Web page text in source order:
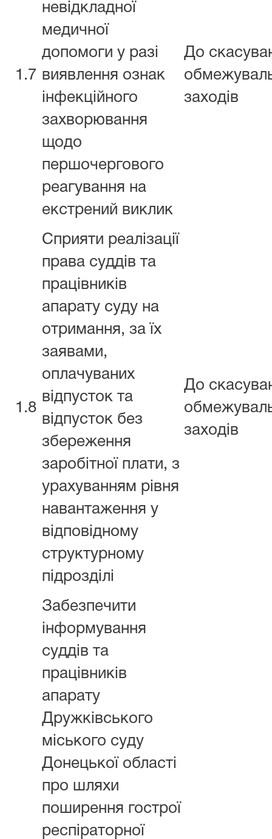
1.7
невідкладної
медичної
допомоги у разі
виявлення ознак
інфекційного
захворювання
щодо
першочергового
реагування на
екстрений виклик
До
заходів
1.8
Сприяти реалізації
права суддів та
працівників
апарату суду на
отримання, за їх
заявами,
оплачуваних
відпусток та
відпусток без
збереження
заробітної плати, з
урахуванням рівня
навантаження у
відповідному
структурному
підрозділі
До
заходів
Забезпечити
інформування
суддів та
працівників
апарату
Дружківського
міського суду
Донецької області
про шляхи
поширення гострої
респіраторної